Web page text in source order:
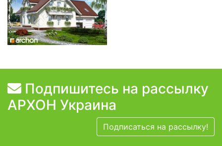
Подпишитесь на рассылку
АРХОН Украина
Подписаться на рассылку!